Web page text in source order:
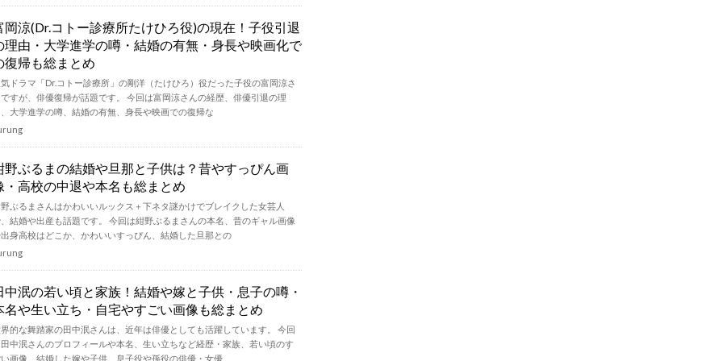
岡涼(Dr.コトー診療所たけひろ役)の現在！子役引退
理由・大学進学の噂・結婚の有無・身長や映画化で
復帰も総まとめ
ドラマ「Dr.コトー診療所」の剛洋（たけひろ）役だった子役の富岡涼さ
すが、俳優復帰が話題です。 今回は富岡涼さんの経歴、俳優引退の理
大学進学の噂、結婚の有無、身長や映画での復帰な
野ぶるまの結婚や旦那と子供は？昔やすっぴん画
・高校の中退や本名も総まとめ
ぶるまさんはかわいいルックス＋下ネタ謎かけでブレイクした女芸人
結婚や出産も話題です。 今回は紺野ぶるまさんの本名、昔のギャル画像
身高校はどこか、かわいいすっぴん、結婚した旦那との
中泯の若い頃と家族！結婚や嫁と子供・息子の噂・
名や生い立ち・自宅やすごい画像も総まとめ
的な舞踏家の田中泯さんは、近年は俳優としても活躍しています。 今回
中泯さんのプロフィールや本名、生い立ちなど経歴・家族、若い頃のす
画像、結婚した嫁や子供、息子役や孫役の俳優・女優